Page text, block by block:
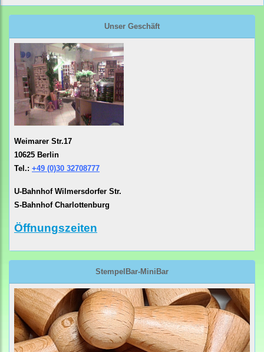
Unser Geschäft
Weimarer Str.17
10625 Berlin
Tel.: +49 (0)30 32708777
U-Bahnhof Wilmersdorfer Str.
S-Bahnhof Charlottenburg
Öffnungszeiten
StempelBar-MiniBar